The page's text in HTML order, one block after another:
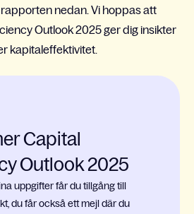
nedan. Vi hoppas att
Outlook 2025 ger dig insikter
kapitaleffektivitet.
Capital
Outlook 2025
uppgifter får du tillgång till
du får också ett mejl där du